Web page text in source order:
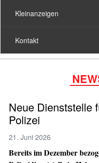
Kleinanzeigen
Kontakt
Neue Dienststelle
Polizei
21. Juni 2026
Bereits im Dezember